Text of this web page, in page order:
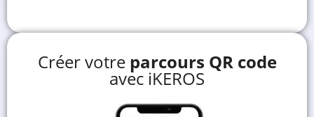
Créer votre parcours QR code
avec iKEROS